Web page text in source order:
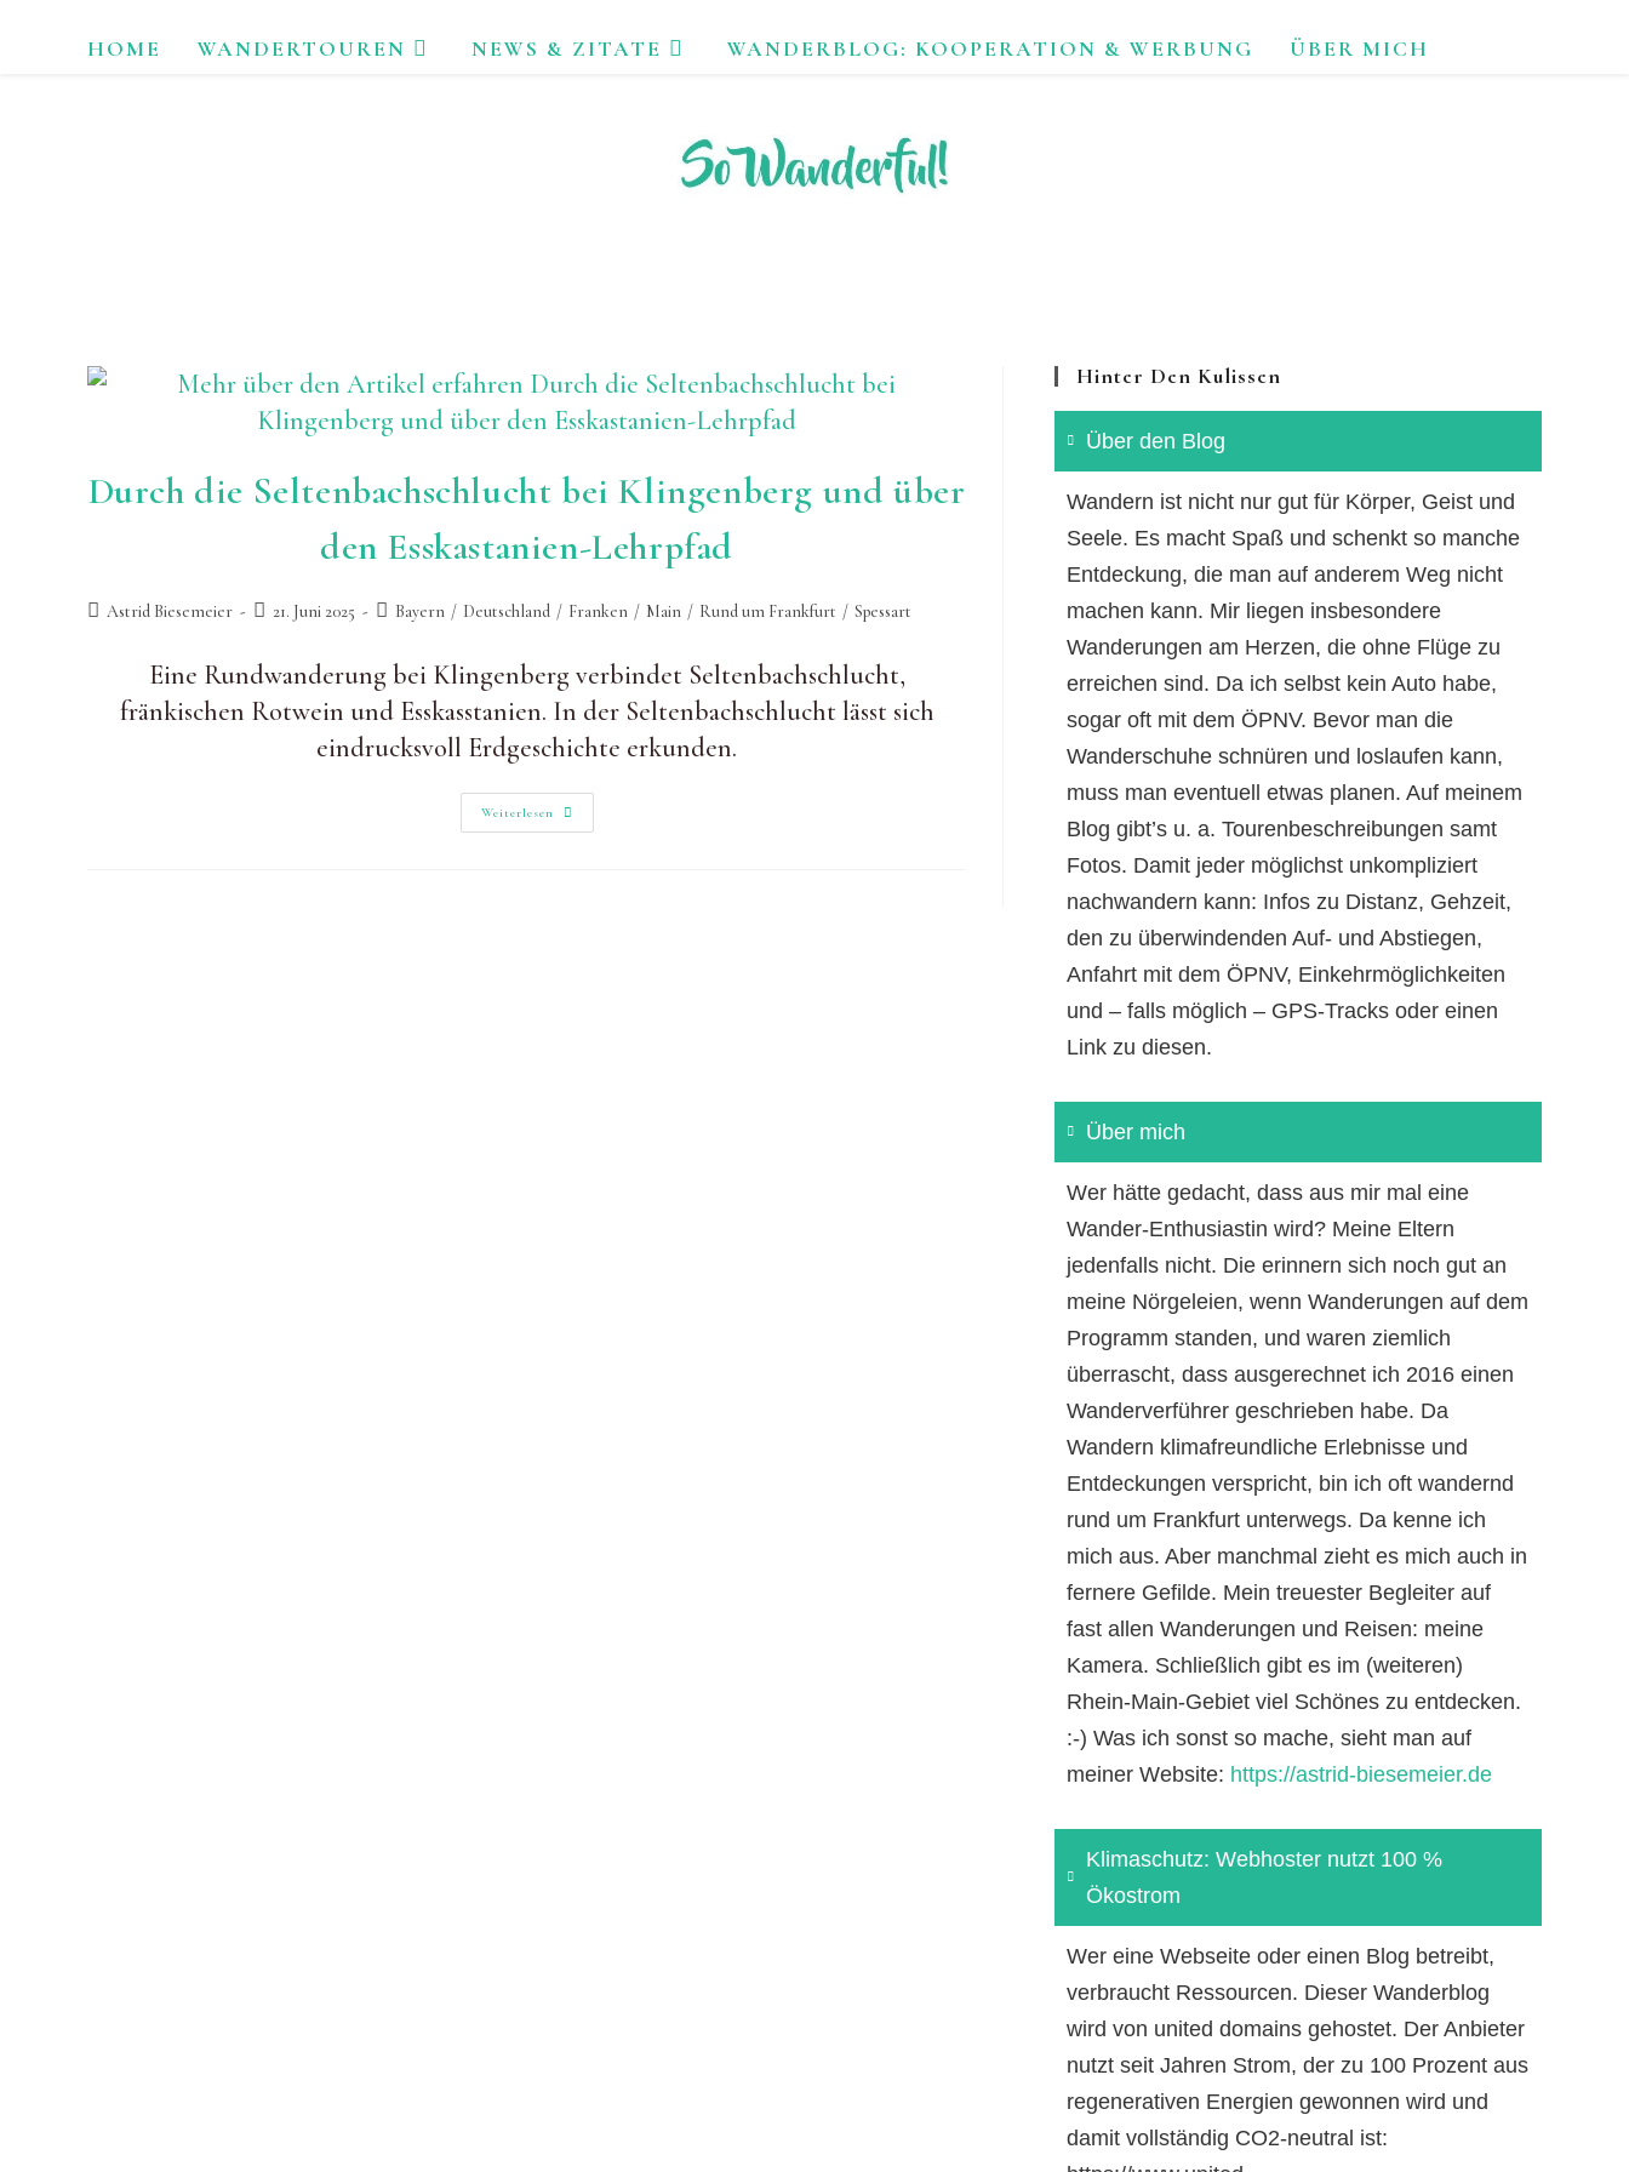
HOME WANDERTOUREN NEWS & ZITATE WANDERBLOG: KOOPERATION & WERBUNG ÜBER MICH
Durch die Seltenbachschlucht bei Klingenberg und über
den Esskastanien-Lehrpfad
Beitrags-
Astrid Biesemeier
Beitrag
geändert
am:
21. Juni 2025
Beitrags-
Bayern / Deutschland / Franken / Main / Rund um Frankfurt / Spessart
Eine Rundwanderung bei Klingenberg verbindet Seltenbachschlucht,
fränkischen Rotwein und Esskasstanien. In der Seltenbachschlucht lässt sich
eindrucksvoll Erdgeschichte erkunden.
Weiterlesen
Durch
Die
Hinter Den Kulissen
Über den Blog
Wandern ist nicht nur gut für Körper, Geist und
Seele. Es macht Spaß und schenkt so manche
Entdeckung, die man auf anderem Weg nicht
machen kann. Mir liegen insbesondere
Wanderungen am Herzen, die ohne Flüge zu
erreichen sind. Da ich selbst kein Auto habe,
sogar oft mit dem ÖPNV. Bevor man die
Wanderschuhe schnüren und loslaufen kann,
muss man eventuell etwas planen. Auf meinem
Blog gibt’s u. a. Tourenbeschreibungen samt
Fotos. Damit jeder möglichst unkompliziert
nachwandern kann: Infos zu Distanz, Gehzeit,
den zu überwindenden Auf- und Abstiegen,
Anfahrt mit dem ÖPNV, Einkehrmöglichkeiten
und – falls möglich – GPS-Tracks oder einen
Link zu diesen.
Über mich
Wer hätte gedacht, dass aus mir mal eine
Wander-Enthusiastin wird? Meine Eltern
jedenfalls nicht. Die erinnern sich noch gut an
meine Nörgeleien, wenn Wanderungen auf dem
Programm standen, und waren ziemlich
überrascht, dass ausgerechnet ich 2016 einen
Wanderverführer geschrieben habe. Da
Wandern klimafreundliche Erlebnisse und
Entdeckungen verspricht, bin ich oft wandernd
rund um Frankfurt unterwegs. Da kenne ich
mich aus. Aber manchmal zieht es mich auch in
fernere Gefilde. Mein treuester Begleiter auf
fast allen Wanderungen und Reisen: meine
Kamera. Schließlich gibt es im (weiteren)
Rhein-Main-Gebiet viel Schönes zu entdecken.
:-) Was ich sonst so mache, sieht man auf
meiner Website: https://astrid-biesemeier.de
Klimaschutz: Webhoster nutzt 100 %
Ökostrom
Wer eine Webseite oder einen Blog betreibt,
verbraucht Ressourcen. Dieser Wanderblog
wird von united domains gehostet. Der Anbieter
nutzt seit Jahren Strom, der zu 100 Prozent aus
regenerativen Energien gewonnen wird und
damit vollständig CO2-neutral ist: